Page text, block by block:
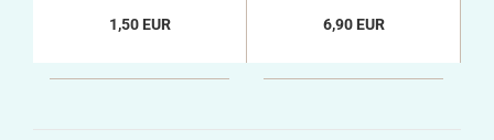
1,50 EUR 6,90 EUR